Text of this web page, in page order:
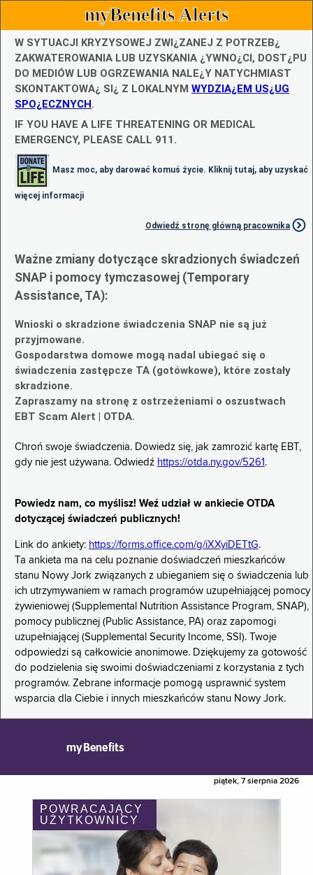
myBenefits Alerts
W SYTUACJI KRYZYSOWEJ ZWI¿ZANEJ Z POTRZEB¿
ZAKWATEROWANIA LUB UZYSKANIA ¿YWNO¿CI, DOST¿PU
DO MEDIÓW LUB OGRZEWANIA NALE¿Y NATYCHMIAST
SKONTAKTOWA¿ SI¿ Z LOKALNYM WYDZIA¿EM US¿UG
SPO¿ECZNYCH.
IF YOU HAVE A LIFE THREATENING OR MEDICAL
EMERGENCY, PLEASE CALL 911.
Masz moc, aby darować komuś życie. Kliknij tutaj, aby uzyskać
więcej informacji
Odwiedź stronę główną pracownika
Ważne zmiany dotyczące skradzionych świadczeń
SNAP i pomocy tymczasowej (Temporary
Assistance, TA):
Wnioski o skradzione świadczenia SNAP nie są już
przyjmowane.
Gospodarstwa domowe mogą nadal ubiegać się o
świadczenia zastępcze TA (gotówkowe), które zostały
skradzione.
Zapraszamy na stronę z ostrzeżeniami o oszustwach
EBT Scam Alert | OTDA.
Chroń swoje świadczenia. Dowiedz się, jak zamrozić kartę EBT,
gdy nie jest używana. Odwiedź https://otda.ny.gov/5261 .
Powiedz nam, co myślisz! Weź udział w ankiecie OTDA
dotyczącej świadczeń publicznych!
Link do ankiety: https://forms.office.com/g/iXXyiDETtG.
Ta ankieta ma na celu poznanie doświadczeń mieszkańców
stanu Nowy Jork związanych z ubieganiem się o świadczenia lub
ich utrzymywaniem w ramach programów uzupełniającej pomocy
żywieniowej (Supplemental Nutrition Assistance Program, SNAP),
pomocy publicznej (Public Assistance, PA) oraz zapomogi
uzupełniającej (Supplemental Security Income, SSI). Twoje
odpowiedzi są całkowicie anonimowe. Dziękujemy za gotowość
do podzielenia się swoimi doświadczeniami z korzystania z tych
programów. Zebrane informacje pomogą usprawnić system
wsparcia dla Ciebie i innych mieszkańców stanu Nowy Jork.
myBenefits
piątek, 7 sierpnia 2026
POWRACAJĄCY
UŻYTKOWNICY